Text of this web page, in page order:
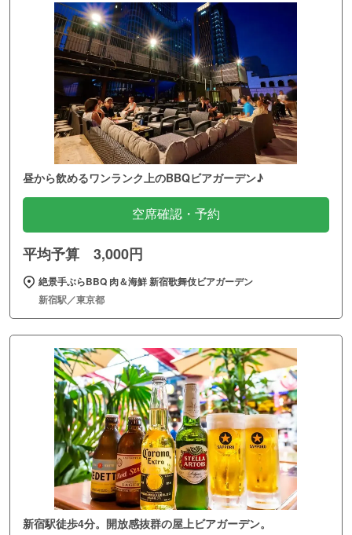
昼から飲めるワンランク上のBBQビアガーデン♪
空席確認・予約
平均予算 3,000円
絶景手ぶらBBQ 肉＆海鮮 新宿歌舞伎ビアガーデン
新宿駅／東京都
新宿駅徒歩4分。開放感抜群の屋上ビアガーデン。